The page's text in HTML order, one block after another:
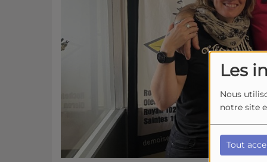
Les
Nous
notre site
Tout